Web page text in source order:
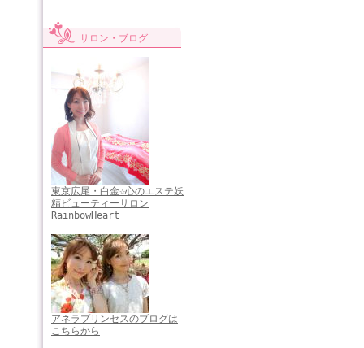
サロン・ブログ
東京広尾・白金☆心のエステ妖
精ビューティーサロン
RainbowHeart
アネラプリンセスのブログは
こちらから